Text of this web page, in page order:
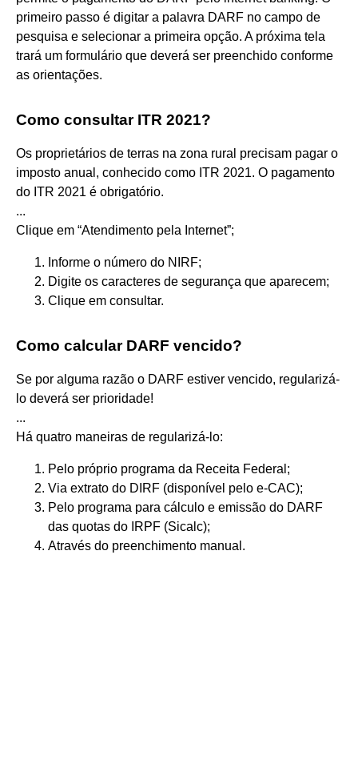
primeiro passo é digitar a palavra DARF no campo de
pesquisa e selecionar a primeira opção. A próxima tela
trará um formulário que deverá ser preenchido conforme
as orientações.
Como consultar ITR 2021?
Os proprietários de terras na zona rural precisam pagar o
imposto anual, conhecido como ITR 2021. O pagamento
do ITR 2021 é obrigatório.
...
Clique em “Atendimento pela Internet”;
Informe o número do NIRF;
Digite os caracteres de segurança que aparecem;
Clique em consultar.
Como calcular DARF vencido?
Se por alguma razão o DARF estiver vencido, regularizá-
lo deverá ser prioridade!
...
Há quatro maneiras de regularizá-lo:
Pelo próprio programa da Receita Federal;
Via extrato do DIRF (disponível pelo e-CAC);
Pelo programa para cálculo e emissão do DARF
das quotas do IRPF (Sicalc);
Através do preenchimento manual.